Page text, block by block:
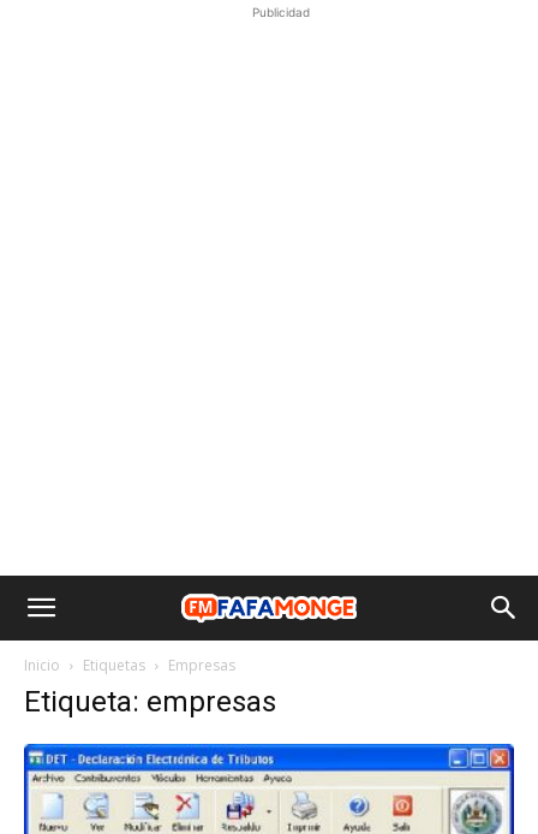
Publicidad
Inicio Etiquetas Empresas
Etiqueta: empresas